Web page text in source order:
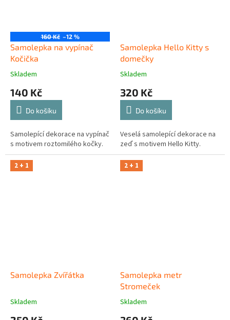
160 Kč –12 %
Samolepka na vypínač
Kočička
Skladem
140 Kč
Do košíku
Samolepící dekorace na vypínač
s motivem roztomilého kočky.
Samolepka Hello Kitty s
domečky
Skladem
320 Kč
Do košíku
Veselá samolepící dekorace na
zeď s motivem Hello Kitty.
2 + 1
Samolepka Zvířátka
Skladem
2 + 1
Samolepka metr
Stromeček
Skladem